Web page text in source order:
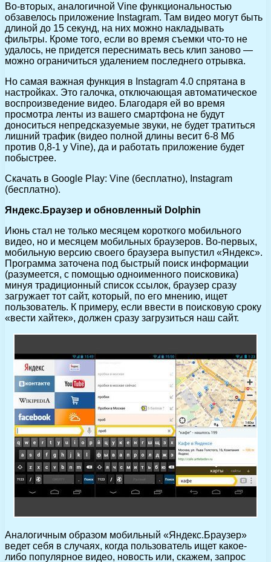
Во-вторых, аналогичной Vine функциональностью
обзавелось приложение Instagram. Там видео могут быть
длиной до 15 секунд, на них можно накладывать
фильтры. Кроме того, если во время съемки что-то не
удалось, не придется переснимать весь клип заново —
можно ограничиться удалением последнего отрывка.
Но самая важная функция в Instagram 4.0 спрятана в
настройках. Это галочка, отключающая автоматическое
воспроизведение видео. Благодаря ей во время
просмотра ленты из вашего смартфона не будут
доноситься непредсказуемые звуки, не будет тратиться
лишний трафик (видео полной длины весит 6-8 Мб
против 0,8-1 у Vine), да и работать приложение будет
побыстрее.
Скачать в Google Play: Vine (бесплатно), Instagram
(бесплатно).
Яндекс.Браузер и обновленный Dolphin
Июнь стал не только месяцем короткого мобильного
видео, но и месяцем мобильных браузеров. Во-первых,
мобильную версию своего браузера выпустил «Яндекс».
Программа заточена под быстрый поиск информации
(разумеется, с помощью одноименного поисковика)
минуя традиционный список ссылок, браузер сразу
загружает тот сайт, который, по его мнению, ищет
пользователь. К примеру, если ввести в поисковую сроку
«вести хайтек», должен сразу загрузиться наш сайт.
Аналогичным образом мобильный «Яндекс.Браузер»
ведет себя в случаях, когда пользователь ищет какое-
либо популярное видео, новость или, скажем, запрос